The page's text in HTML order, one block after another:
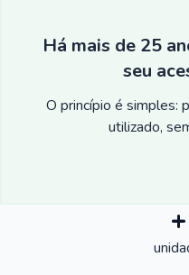
Há mais de 25
seu
O princípio é simples:
utilizado,